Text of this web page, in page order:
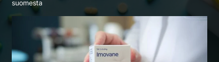
suomesta